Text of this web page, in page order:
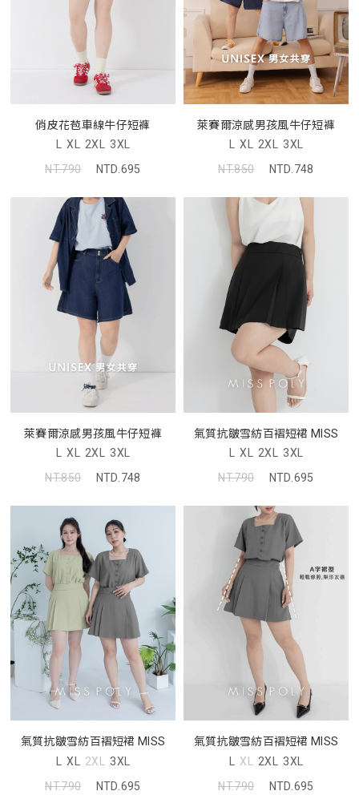
俏皮花苞車線牛仔短褲
L XL 2XL 3XL
NT.790
NTD.695
萊賽爾涼感男孩風牛仔短褲
L XL 2XL 3XL
NT.850
NTD.748
萊賽爾涼感男孩風牛仔短褲
L XL 2XL 3XL
NT.850
NTD.748
氣質抗皺雪紡百褶短裙 MISS
L XL 2XL 3XL
NT.790
NTD.695
氣質抗皺雪紡百褶短裙 MISS
L XL 2XL 3XL
NT.790
NTD.695
氣質抗皺雪紡百褶短裙 MISS
L XL 2XL 3XL
NT.790
NTD.695